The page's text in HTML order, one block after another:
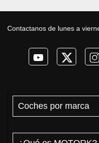
Contactanos de lunes a
Coches por marca